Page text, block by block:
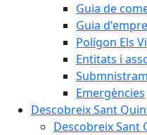
Guia de
Guia
Polígon Els
Entitats i
Emergències
Descobreix Sant
Descobreix Sant